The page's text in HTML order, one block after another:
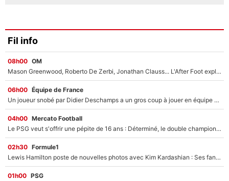
Fil info
08h00 OM
Mason Greenwood, Roberto De Zerbi, Jonathan Clauss... L'After Foot explique pourquoi Medhi Benatia a craqué à l'OM !
06h00 Équipe de France
Un joueur snobé par Didier Deschamps a un gros coup à jouer en équipe de France : Zinedine Zidane a trouvé son numéro 9 ?
04h00 Mercato Football
Le PSG veut s'offrir une pépite de 16 ans : Déterminé, le double champion d'Europe en titre est prêt à lâcher 40M€ pour celui que l'on compare déjà à Vinicius Jr !
02h30 Formule1
Lewis Hamilton poste de nouvelles photos avec Kim Kardashian : Ses fans le voient déjà redevenir champion du monde de F1 grâce à elle !
01h00 PSG